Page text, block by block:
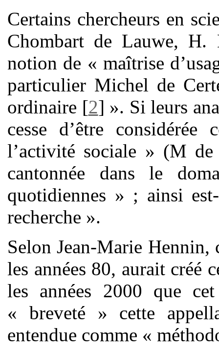
Certains chercheurs en
Chombart de Lauwe,
notion de « maîtrise
particulier Michel de
ordinaire [2] ». Si leurs
cesse d’être
l’activité sociale » (M de
cantonnée dans le
quotidiennes » ; ainsi
recherche ».
Selon Jean-Marie
les années 80, aurait créé
les années 2000 que
« breveté » cette
entendue comme «